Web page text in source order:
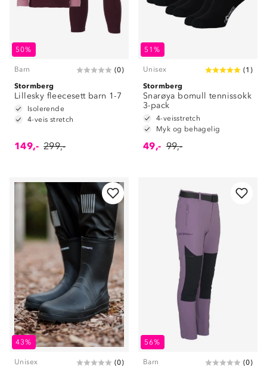
50%
Barn (0)
Stormberg
Lillesky fleecesett barn 1-7
Isolerende
4-veis stretch
149,- 299,-
51%
Unisex (1 )
Stormberg
Snarøya bomull tennissokk
3-pack
4-veisstretch
Myk og behagelig
49,- 99,-
43%
Unisex (0)
56%
Barn (0)